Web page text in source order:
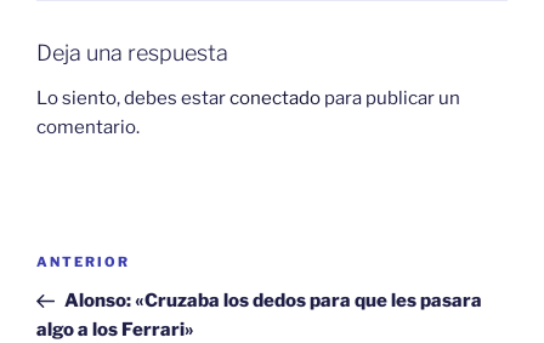
Deja una respuesta
Lo siento, debes estarconectado para publicar un
comentario.
Navegación
entradas
Entrada
anterior:
ANTERIOR
Alonso: «Cruzaba los dedos para que les pasara
algo a los Ferrari»